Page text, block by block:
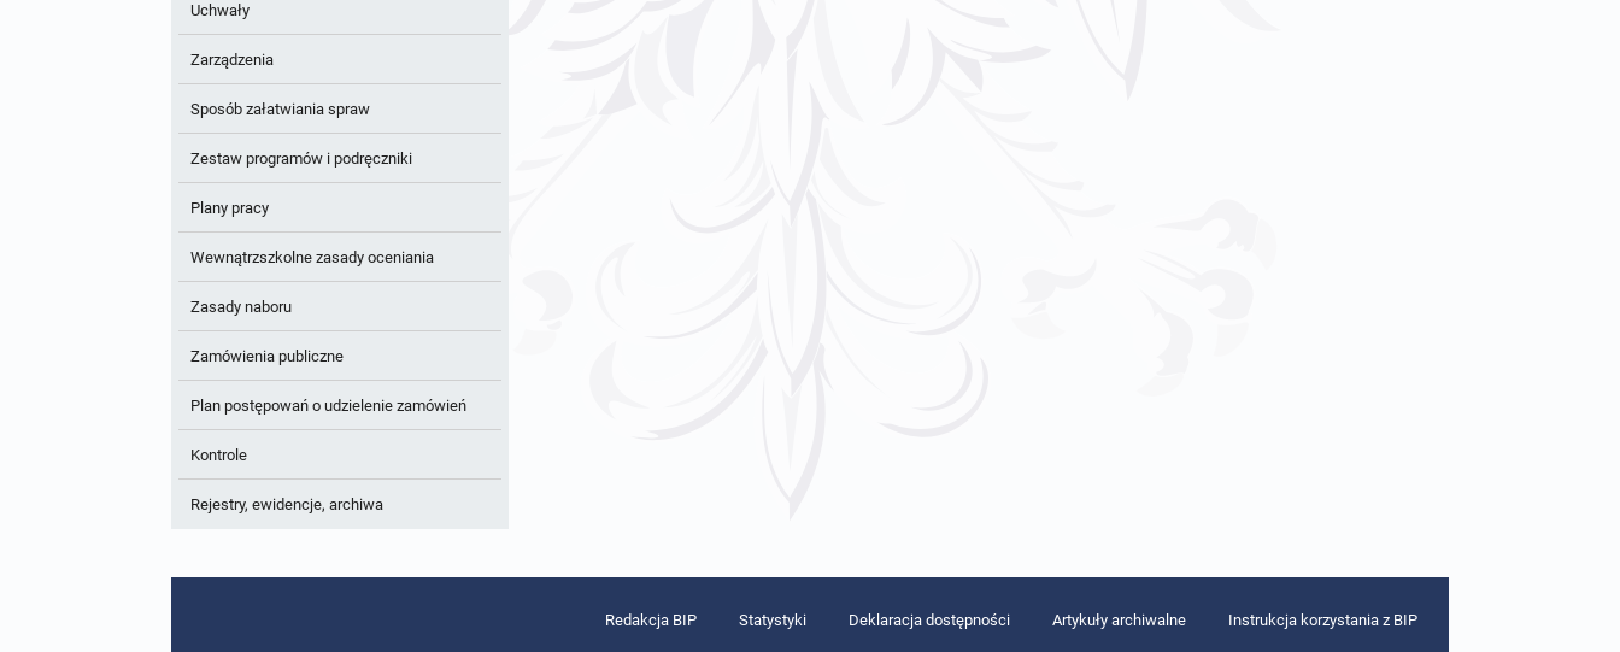
Uchwały
Zarządzenia
Sposób załatwiania spraw
Zestaw programów i podręczniki
Plany pracy
Wewnątrzszkolne zasady oceniania
Zasady naboru
Zamówienia publiczne
Plan postępowań o udzielenie zamówień
Kontrole
Rejestry, ewidencje, archiwa
Redakcja BIP Statystyki Deklaracja dostępności Artykuły archiwalne Instrukcja korzystania z BIP